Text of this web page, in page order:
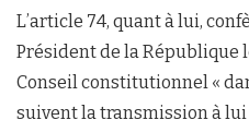
L’article 74, quant à lui,
Président de la République
Conseil constitutionnel «
suivent la transmission à